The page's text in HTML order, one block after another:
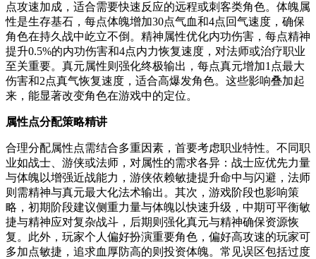
点攻速加成，适合需要快速反应的远程或刺客类角色。体魄属
性是生存基石，每点体魄增加30点气血和4点回气速度，确保
角色在持久战中屹立不倒。精神属性优化内功伤害，每点精神
提升0.5%的内功伤害和4点内力恢复速度，对法师或治疗职业
至关重要。真元属性则强化终极输出，每点真元增加1点最大
伤害和2点真气恢复速度，适合高爆发角色。这些影响叠加起
来，能显著改变角色在游戏中的定位。
属性点分配策略精讲
合理分配属性点需结合多重因素，首要考虑职业特性。不同职
业如战士、游侠或法师，对属性的需求各异：战士应优先力量
与体魄以增强近战能力，游侠依赖敏捷提升命中与闪避，法师
则需精神与真元最大化法术输出。其次，游戏阶段也影响策
略，初期阶段建议侧重力量与体魄以快速升级，中期可平衡敏
捷与精神应对复杂战斗，后期则强化真元与精神确保资源恢
复。此外，玩家个人偏好扮演重要角色，偏好高攻速的玩家可
多加点敏捷，追求血厚防高的则投资体魄。常见误区包括过度